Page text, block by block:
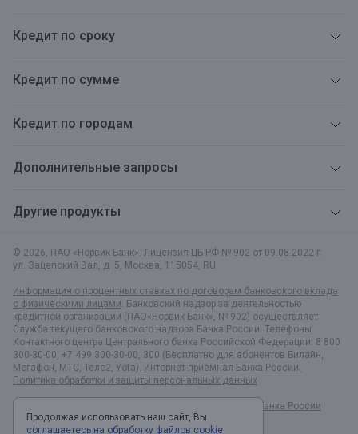
© 2026, ПАО «Норвик Банк». Лицензия ЦБ РФ № 902 от 09.08.2022 г.
ул. Зацепский Вал, д. 5, Москва, 115054, RU
Информация о процентных ставках по договорам банковского вклада
с физическими лицами. Банковский надзор за деятельностью
кредитной организации (ПАО«Норвик Банк», № 902) осуществляет
Служба текущего банковского надзора Банка России. Телефоны
Контактного центра Центрального банка Российской Федерации: 8 800
300-30-00, +7 499 300-30-00, 300 (Бесплатно для абонентов Билайн,
Мегафон, МТС, Теле2, Yota). Интернет-приемная Банка России.
Политика обработки и защиты персональных данных
Раскрытие информации в соответствии c Указанием Банка России
№6496-У
Кредит по сроку
Кредит по сумме
Кредит по городам
Дополнительные запросы
Другие продукты
Продолжая использовать наш сайт, Вы
соглашаетесь на обработку файлов cookie